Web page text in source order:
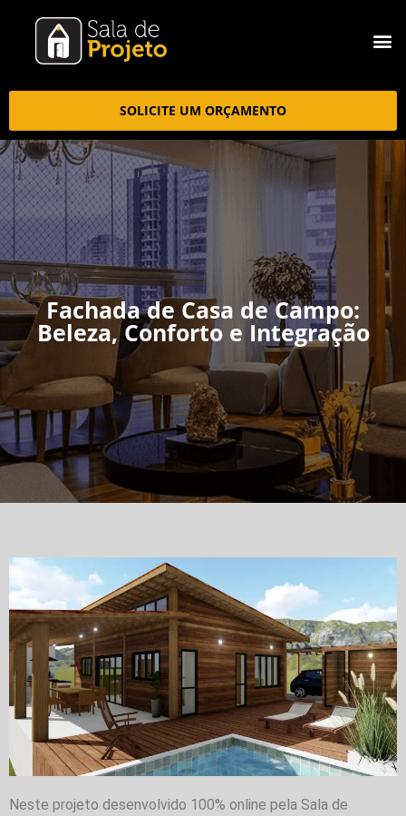
SOLICITE UM ORÇAMENTO
Fachada de Casa de Campo:
Beleza, Conforto e Integração
Neste projeto desenvolvido 100% online pela Sala de